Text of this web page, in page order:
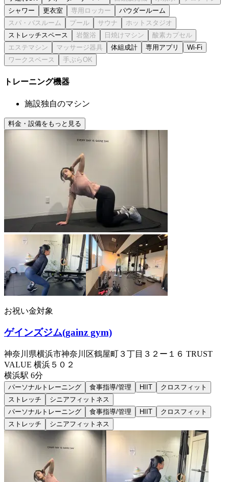
シャワー
更衣室 パウダールーム
ストレッチスペース
体組成計
専用アプリ Wi-Fi
トレーニング機器
施設独自のマシン
料金・設備をもっと見る
お祝い金対象
ゲインズジム(gainz gym)
神奈川県横浜市神奈川区鶴屋町３丁目３２ー１６ TRUST
VALUE 横浜５０２
横浜駅 6分
パーソナルトレーニング 食事指導/管理 HIIT
クロスフィット
ストレッチ
シニアフィットネス
パーソナルトレーニング
食事指導/管理 HIIT
クロスフィット
ストレッチ
シニアフィットネス